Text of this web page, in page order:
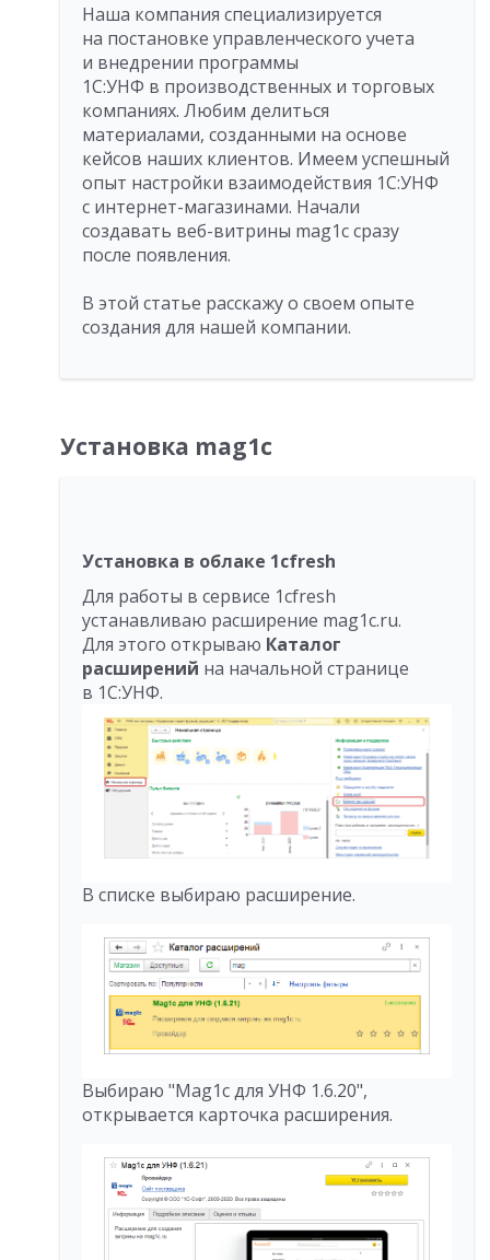
Наша компания специализируется
на постановке управленческого учета
и внедрении программы
1С:УНФ в производственных и торговых
компаниях. Любим делиться
материалами, созданными на основе
кейсов наших клиентов. Имеем успешный
опыт настройки взаимодействия 1С:УНФ
с интернет-магазинами. Начали
создавать веб-витрины mag1c сразу
после появления.
В этой статье расскажу о своем опыте
создания для нашей компании.
Установка mag1c
Установка в облаке 1сfresh
Для работы в сервисе 1cfresh
устанавливаю расширение mag1c.ru.
Для этого открываю Каталог
расширений на начальной странице
в 1С:УНФ.
В списке выбираю расширение.
Выбираю "Mag1c для УНФ 1.6.20",
открывается карточка расширения.